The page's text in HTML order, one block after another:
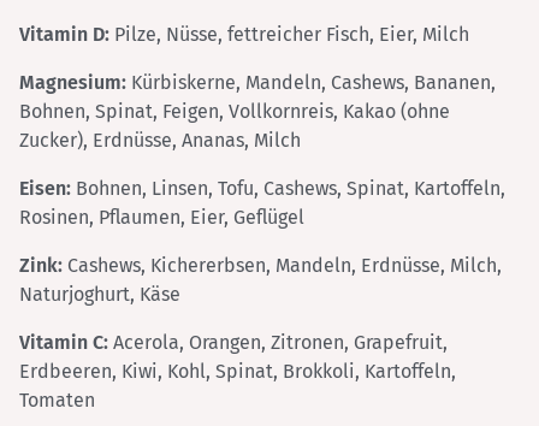
Vitamin D: Pilze, Nüsse, fettreicher Fisch, Eier, Milch
Magnesium: Kürbiskerne, Mandeln, Cashews, Bananen,
Bohnen, Spinat, Feigen, Vollkornreis, Kakao (ohne
Zucker), Erdnüsse, Ananas, Milch
Eisen: Bohnen, Linsen, Tofu, Cashews, Spinat, Kartoffeln,
Rosinen, Pflaumen, Eier, Geflügel
Zink: Cashews, Kichererbsen, Mandeln, Erdnüsse, Milch,
Naturjoghurt, Käse
Vitamin C: Acerola, Orangen, Zitronen, Grapefruit,
Erdbeeren, Kiwi, Kohl, Spinat, Brokkoli, Kartoffeln,
Tomaten